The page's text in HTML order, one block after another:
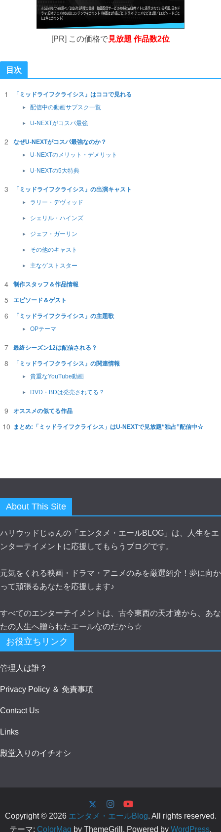
[PR] この価格で見放題 作品数2位
目次
「ミッドライフクライシス」はココで見れる
配信中の動画サブスク一覧
U-NEXTがコスパ最強
なぜU-NEXTがコスパ最強なのか？
U-NEXTのメリット・デメリット
U-NEXTの5大特典
「ミッドライフクライシス」の出演キャスト
ラリー・デヴィッド
シェリル・ハインズ
ジェフ・ガーリン
その他のキャスト
主なゲストスター
制作スタッフ＆作品情報
エピソード＆ゲスト
「ミッドライフクライシス」の主題歌
OPテーマ
最終シーズン12は配信される？
「ミッドライフクライシス」の関連情報
貴重なYouTube動画
DVD・BDは発売されてる？
オススメの似てる作品
まとめ:「ミッドライフクライシス」はU-NEXTで見放題“独占”配信中☆
About This Site
ハリウッドじゅんの「エンタメ・エールBLOG」は、人生をエ
ンターテイメントに応援してもらうブログです。
元気をくれる映画・ドラマ・アニメのみを厳選紹介！夢に向か
って頑張るあなたを応援します♪
すべてのエンターテイメントは、古今東西の天才達から、あな
たの人生へ贈られたエールなのだから☆
お役立ちリンク
管理人は誰？
Privacy Policy ＆ 免責事項
Contact Us
Links
殿堂入りのイチオシ
Copyright © 2026 エンタメ・エールBlog. All rights reserved.
テーマ: ColorMag by ThemeGrill. Powered by WordPress.